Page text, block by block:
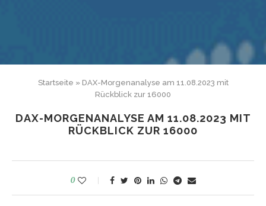
Startseite » DAX-Morgenanalyse am 11.08.2023 mit
Rückblick zur 16000
DAX-MORGENANALYSE AM 11.08.2023 MIT
RÜCKBLICK ZUR 16000
0